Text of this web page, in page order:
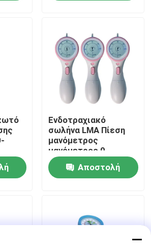
σωλήνων
διάδρομος μασκών
Ενδοτραχιακό
σωλήνα LMA Πίεση
μανόμετρος
μανόμετρος 0-
120cmH2O
Αποστολή